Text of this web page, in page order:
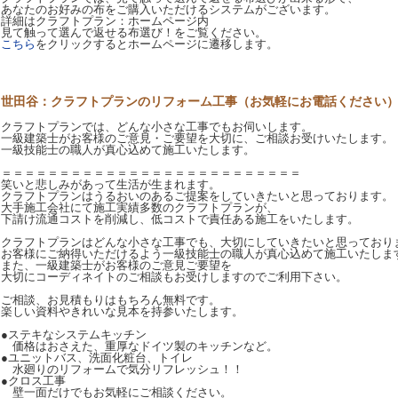
あなたのお好みの布をご購入いただけるシステムがございます。
詳細はクラフトプラン：ホームページ内
見て触って選んで返せる布選び！をご覧ください。
こちら をクリックするとホームページに遷移します。
世田谷：クラフトプランのリフォーム工事（お気軽にお電話ください）
クラフトプランでは、どんな小さな工事でもお伺いします。
一級建築士がお客様のご意見・ご要望を大切に、ご相談お受けいたします。
一級技能士の職人が真心込めて施工いたします。
＝＝＝＝＝＝＝＝＝＝＝＝＝＝＝＝＝＝＝＝＝＝＝＝＝＝
笑いと悲しみがあって生活が生まれます。
クラフトプランはうるおいのあるご提案をしていきたいと思っております。
大手施工会社にて施工実績多数のクラフトプランが、
下請け流通コストを削減し、低コストで責任ある施工をいたします。
クラフトプランはどんな小さな工事でも、大切にしていきたいと思っており
お客様にご納得いただけるよう一級技能士の職人が真心込めて施工いたしま
また、一級建築士がお客様のご意見ご要望を
大切にコーディネイトのご相談もお受けしますのでご利用下さい。
ご相談、お見積もりはもちろん無料です。
楽しい資料やきれいな見本を持参いたします。
●ステキなシステムキッチン
価格はおさえた、重厚なドイツ製のキッチンなど。
●ユニットバス、洗面化粧台、トイレ
水廻りのリフォームで気分リフレッシュ！！
●クロス工事
壁一面だけでもお気軽にご相談ください。